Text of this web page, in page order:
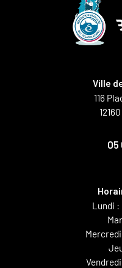
Ville
116
05
Lundi :
Mercredi
Vendredi